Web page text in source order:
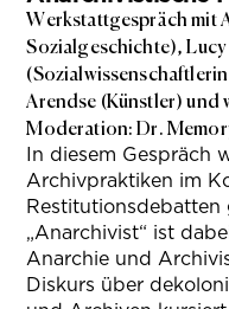
Werkstattgespräch mit
Sozialgeschichte),
Arendse (Künstler) und
Moderation: Dr.
In diesem Gespräch
Archivpraktiken im
Restitutionsdebatten
„Anarchivist“ ist
Anarchie und
Diskurs über